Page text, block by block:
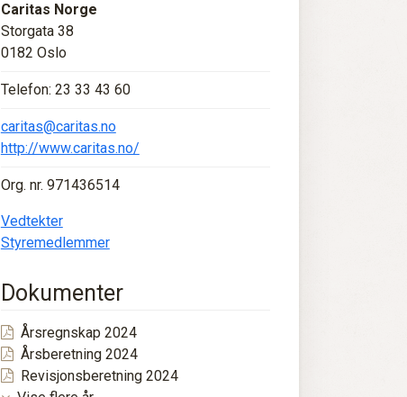
Caritas Norge
Storgata 38
0182 Oslo
Telefon: 23 33 43 60
caritas@caritas.no
http://www.caritas.no/
Org. nr. 971436514
Vedtekter
Styremedlemmer
Dokumenter
Årsregnskap 2024
Årsberetning 2024
Revisjonsberetning 2024